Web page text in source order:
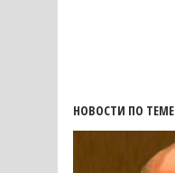
НОВОСТИ ПО ТЕМЕ